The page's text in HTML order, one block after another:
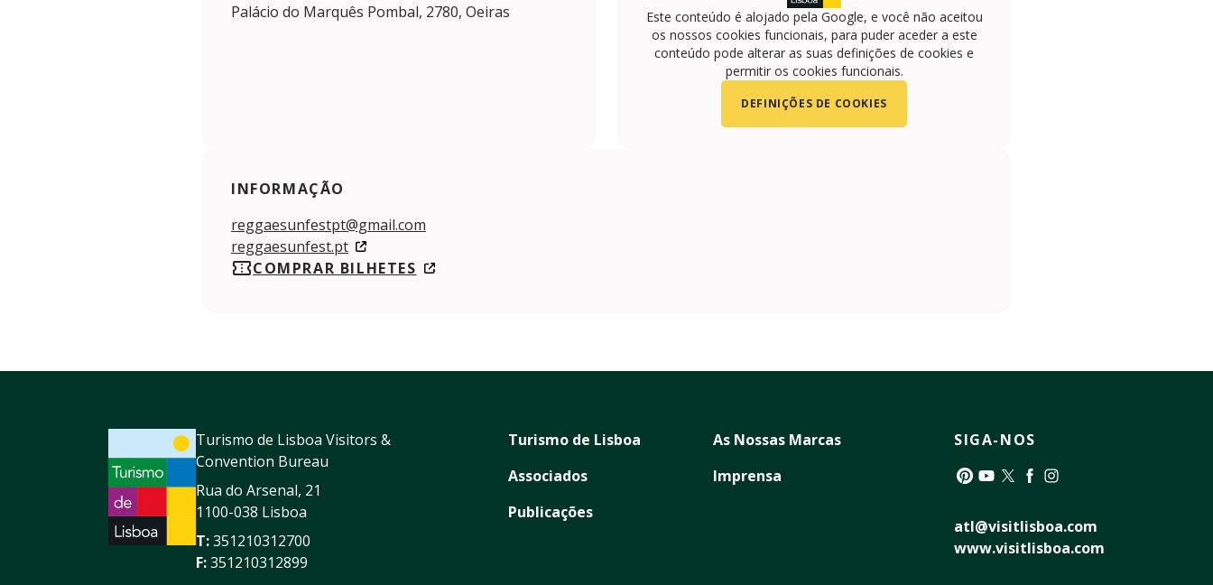
Palácio do Marquês Pombal, 2780, Oeiras
Este conteúdo é alojado pela Google, e você não aceitou
os nossos cookies funcionais, para puder aceder a este
conteúdo pode alterar as suas definições de cookies e
permitir os cookies funcionais.
DEFINIÇÕES DE COOKIES
INFORMAÇÃO
reggaesunfestpt@gmail.com
reggaesunfest.pt
COMPRAR BILHETES
Turismo de Lisboa Visitors &
Convention Bureau
Rua do Arsenal, 21
1100-038 Lisboa
T:351210312700
F:351210312899
Turismo de Lisboa
Associados
Publicações
As Nossas Marcas
Imprensa
SIGA-NOS
atl@visitlisboa.com
www.visitlisboa.com